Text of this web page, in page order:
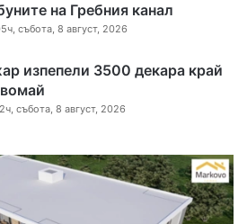
на Гребния канал
събота, 8 август, 2026
изпепели 3500 декара край
събота, 8 август, 2026